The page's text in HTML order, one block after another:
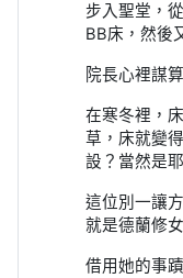
步入聖堂，
BB床，然後
院長心裡謀
在寒冬裡，
草，床就變
設？當然是
這位別一讓
就是德蘭修
借用她的事